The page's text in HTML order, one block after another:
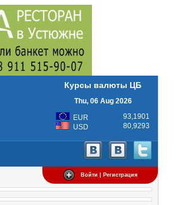
Курсы валюты ЦБ
Thu, 06 Aug 2026
EUR
93,1901
USD
80,9293
Войти | Регистрация